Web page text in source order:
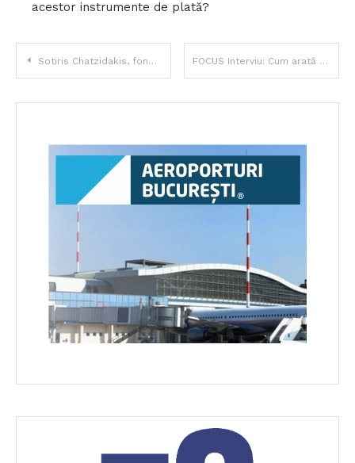
acestor instrumente de plată?
Navigare
în
Sotiris Chatzidakis, fondator al CEO Clubs Romania: „Networkingul este vital, pentru că reprezintă extensia reputației noastre” FOCUS Interviu: Cum arată viitorul industriei de Executive Search?